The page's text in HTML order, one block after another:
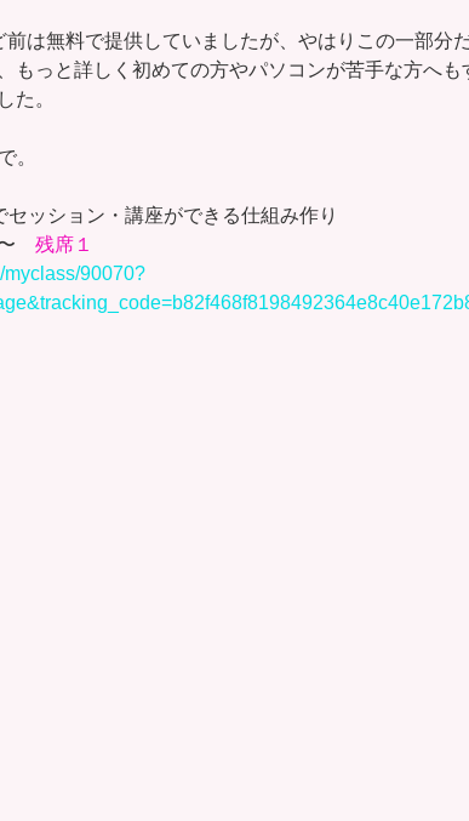
は無料で提供していましたが、やはりこの一部分
もっと詳しく初めての方やパソコンが苦手な方へも
た。
。
ッション・講座ができる仕組み作り
〜 残席１
myclass/90070?